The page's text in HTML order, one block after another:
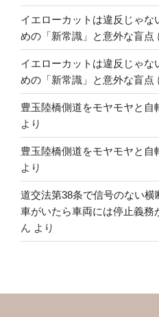
イエローカットは違反じゃな
めの「新常識」と意外な盲点
イエローカットは違反じゃな
めの「新常識」と意外な盲点
豊玉陸橋側道をモヤモヤと自
より
豊玉陸橋側道をモヤモヤと自
より
道交法第38条で信号のない
車がいたら車両には停止義務
ん より